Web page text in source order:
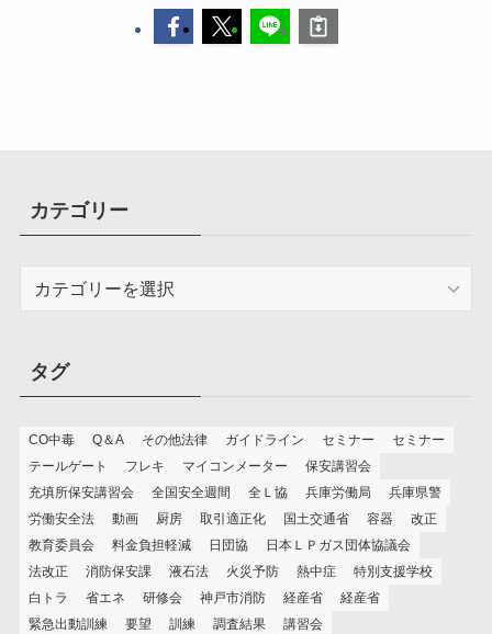
カテゴリー
ー
タグ
CO中毒 Q＆A その他法律 ガイドライン セミナー
セミナー
テールゲート
フレキ マイコンメーター
保安講習会
充填所保安講習会
全国安全週間 全Ｌ協 兵庫労働局
兵庫県警
労働安全法
動画 厨房 取引適正化 国土交通省 容器
改正
教育委員会
料金負担軽減 日団協
日本ＬＰガス団体協議会
法改正
消防保安課 液石法 火災予防 熱中症
特別支援学校
白トラ
省エネ 研修会 神戸市消防 経産省
経産省
緊急出動訓練
要望 訓練 調査結果
講習会